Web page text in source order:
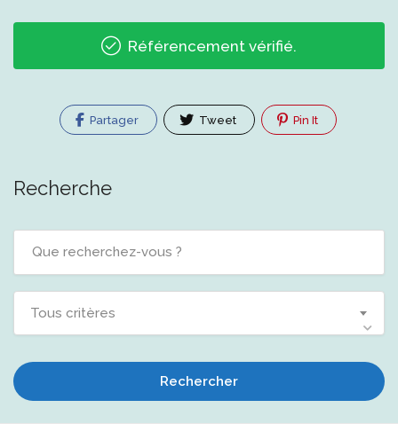
Référencement vérifié.
Partager Tweet Pin It
Recherche
Tous critères
Rechercher